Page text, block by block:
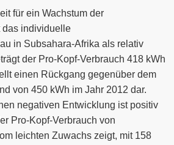
für ein Wachstum der
das individuelle
in Subsahara-Afrika als relativ
der Pro-Kopf-Verbrauch 418 kWh
einen Rückgang gegenüber dem
von 450 kWh im Jahr 2012 dar.
negativen Entwicklung ist positiv
Pro-Kopf-Verbrauch von
leichten Zuwachs zeigt, mit 158